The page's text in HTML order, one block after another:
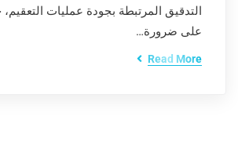
التدقيق المرتبطة بجودة عمليات التعقيم،
على ضرورة…
Read More